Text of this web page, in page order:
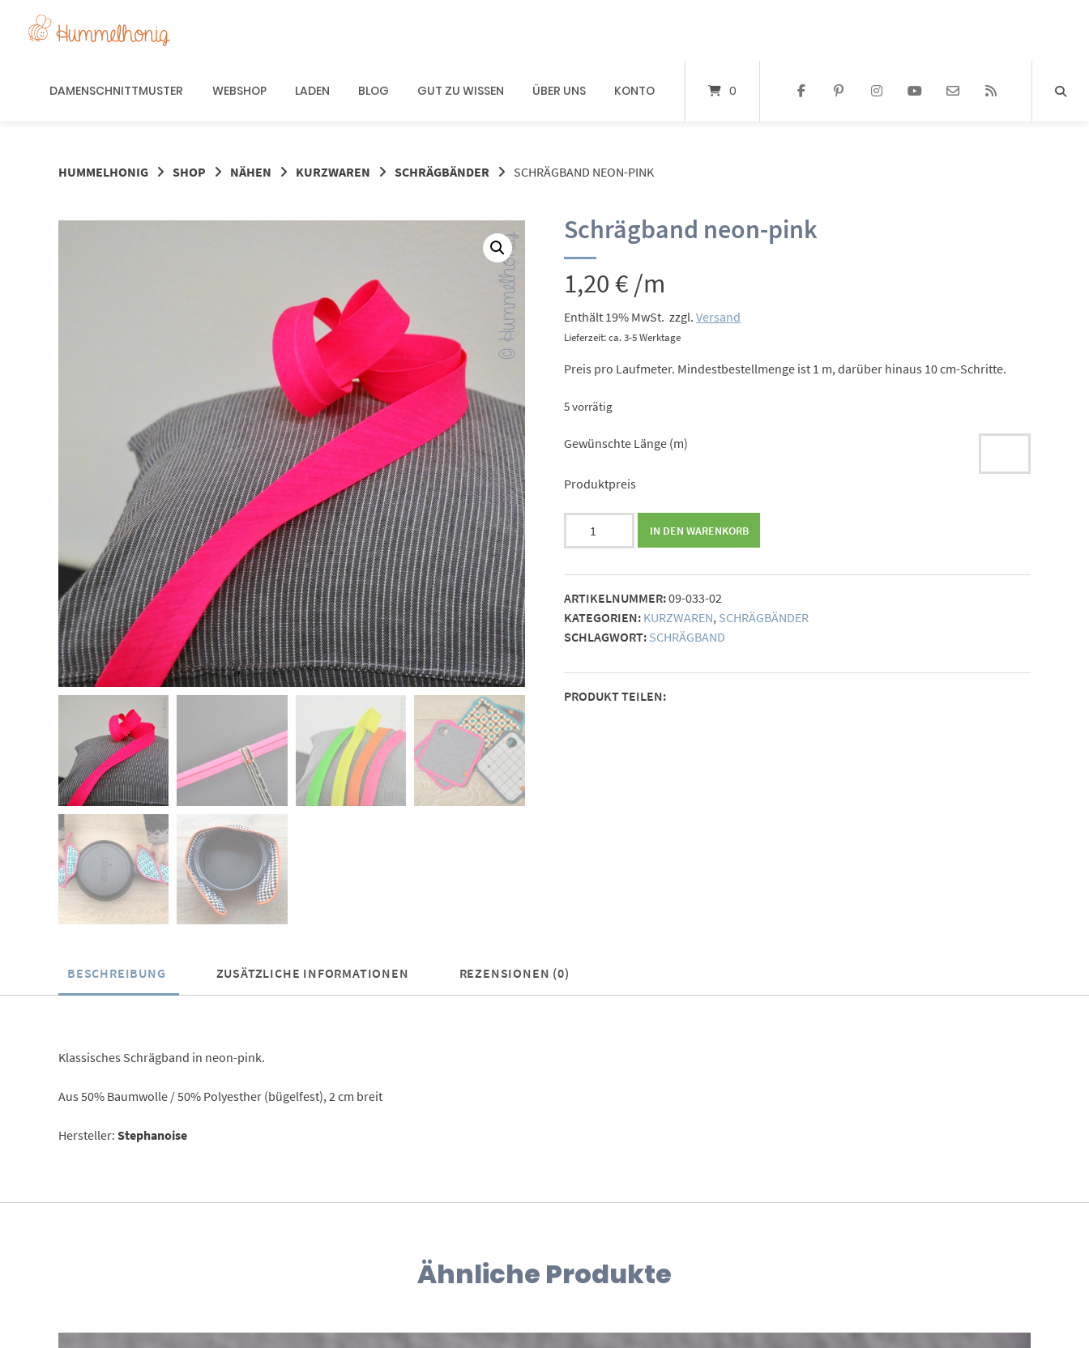
DAMENSCHNITTMUSTER WEBSHOP LADEN BLOG GUT ZU WISSEN ÜBER UNS KONTO 0
HUMMELHONIG SHOP NÄHEN KURZWAREN SCHRÄGBÄNDER SCHRÄGBAND NEON-PINK
Schrägband neon-pink
1,20€ /m
Enthält 19% MwSt. zzgl. Versand
Lieferzeit: ca. 3-5 Werktage
Preis pro Laufmeter. Mindestbestellmenge ist 1 m, darüber hinaus 10 cm-Schritte.
5 vorrätig
Gewünschte Länge (m)
Produktpreis
Menge
IN DEN WARENKORB
ARTIKELNUMMER:09-033-02
KATEGORIEN: KURZWAREN, SCHRÄGBÄNDER
SCHLAGWORT: SCHRÄGBAND
PRODUKT TEILEN:
BESCHREIBUNG ZUSÄTZLICHE INFORMATIONEN REZENSIONEN (0)
Klassisches Schrägband in neon-pink.
Aus 50% Baumwolle / 50% Polyesther (bügelfest), 2 cm breit
Hersteller: Stephanoise
Ähnliche Produkte